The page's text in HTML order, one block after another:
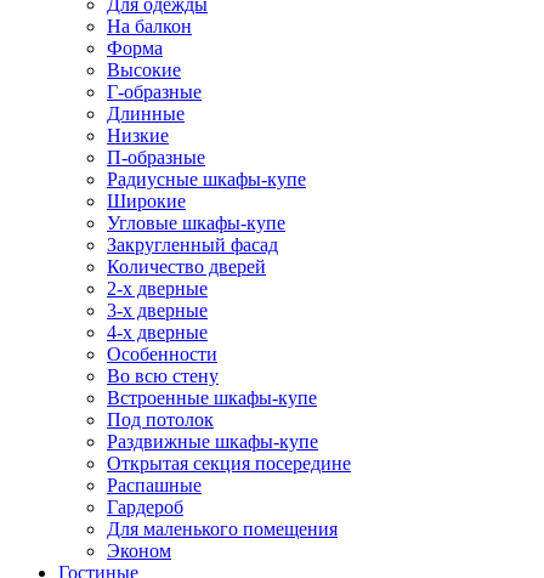
Для одежды
На балкон
Форма
Высокие
Г-образные
Длинные
Низкие
П-образные
Радиусные шкафы-купе
Широкие
Угловые шкафы-купе
Закругленный фасад
Количество дверей
2-х дверные
3-х дверные
4-х дверные
Особенности
Во всю стену
Встроенные шкафы-купе
Под потолок
Раздвижные шкафы-купе
Открытая секция посередине
Распашные
Гардероб
Для маленького помещения
Эконом
Гостиные